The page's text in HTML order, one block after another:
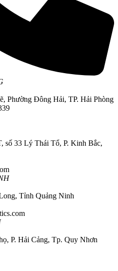
Phường Đông Hải, TP. Hải Phòng
số 33 Lý Thái Tổ, P. Kinh Bắc,
Tỉnh Quảng Ninh
P. Hải Cảng, Tp. Quy Nhơn